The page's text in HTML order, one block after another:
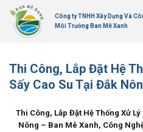
qua
Công ty TNHH Xây Dựng Và
Môi Trường Ban Mê Xanh
Thi Công, Lắp Đặt Hệ
Sấy Cao Su Tại Đắk
Thi Công, Lắp Đặt Hệ Thống Xử
Nông – Ban Mê Xanh, Công